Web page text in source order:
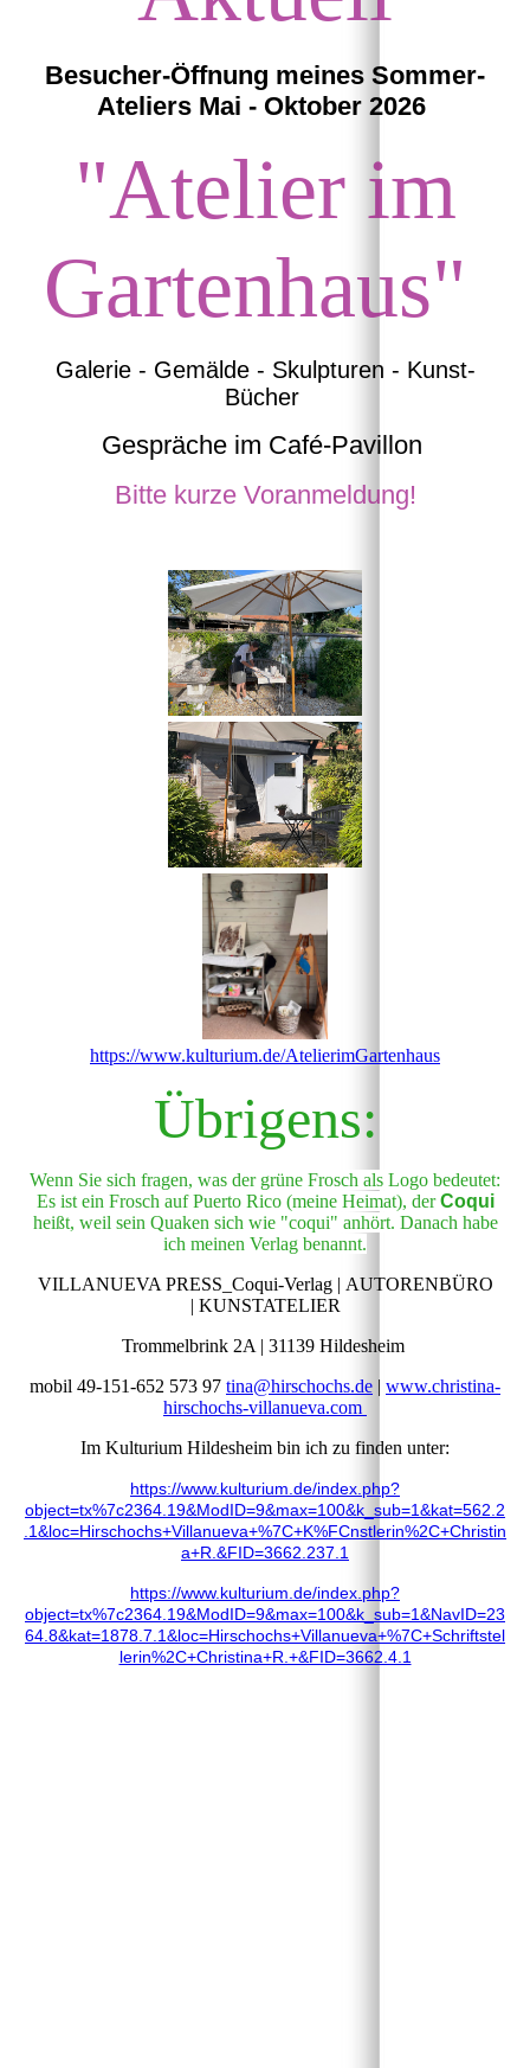
Besucher-Öffnung meines Sommer-
Ateliers Mai - Oktober 2026
"Atelier im
Gartenhaus"
Galerie - Gemälde - Skulpturen - Kunst-
Bücher
Gespräche im Café-Pavillon
Bitte kurze Voranmeldung!
https://www.kulturium.de/AtelierimGartenhaus
Übrigens:
Wenn Sie sich fragen, was der grüne Frosch als Logo bedeutet:
Es ist ein Frosch auf Puerto Rico (meine Heimat), derCoqui
heißt, weil sein Quaken sich wie "coqui" anhört. Danach habe
ich meinen Verlag benannt.
VILLANUEVA PRESS_Coqui-Verlag | AUTORENBÜRO
| KUNSTATELIER
Trommelbrink 2A | 31139 Hildesheim
mobil 49-151-652 573 97 tina@hirschochs.de
www.christina-
hirschochs-villanueva.com
Im Kulturium Hildesheim bin ich zu finden unter:
https://www.kulturium.de/index.php?
object=tx%7c2364.19&ModID=9&max=100&k_sub=1&kat=562.2
.1&loc=Hirschochs+Villanueva+%7C+K%FCnstlerin%2C+Christin
a+R.&FID=3662.237.1
https://www.kulturium.de/index.php?
object=tx%7c2364.19&ModID=9&max=100&k_sub=1&NavID=23
64.8&kat=1878.7.1&loc=Hirschochs+Villanueva+%7C+Schriftstel
lerin%2C+Christina+R.+&FID=3662.4.1